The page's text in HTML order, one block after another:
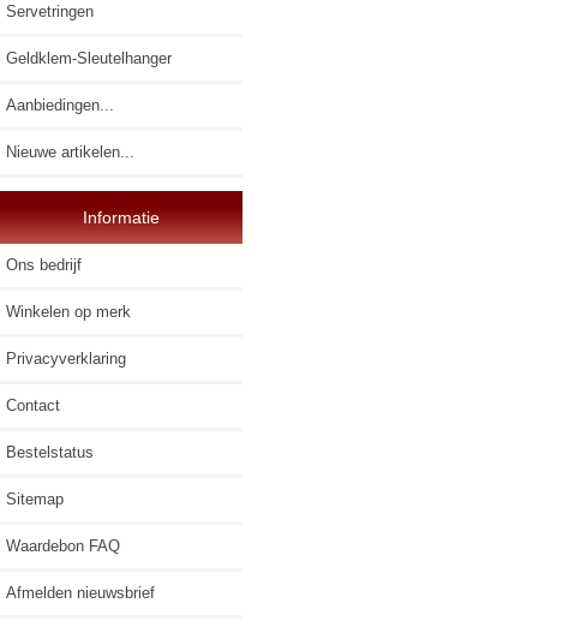
Servetringen
Geldklem-Sleutelhanger
Aanbiedingen...
Nieuwe artikelen...
Informatie
Ons bedrijf
Winkelen op merk
Privacyverklaring
Contact
Bestelstatus
Sitemap
Waardebon FAQ
Afmelden nieuwsbrief